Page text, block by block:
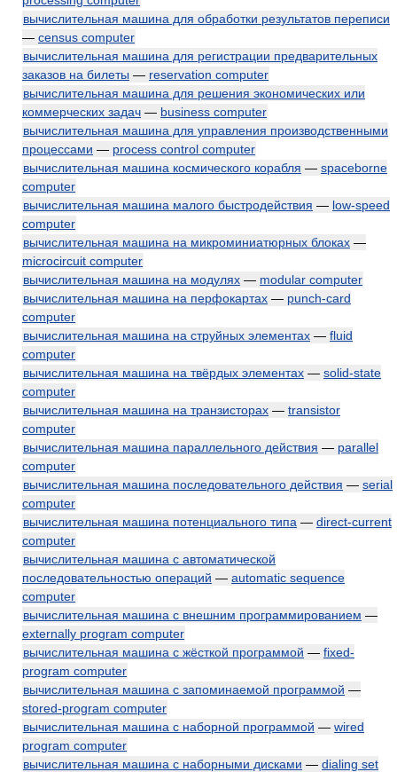
вычислительная машина для обработки результатов переписи
— census computer
вычислительная машина для регистрации предварительных
заказов на билеты — reservation computer
вычислительная машина для решения экономических или
коммерческих задач — business computer
вычислительная машина для управления производственными
процессами — process control computer
вычислительная машина космического корабля — spaceborne
computer
вычислительная машина малого быстродействия — low-speed
computer
вычислительная машина на микроминиатюрных блоках —
microcircuit computer
вычислительная машина на модулях — modular computer
вычислительная машина на перфокартах — punch-card
computer
вычислительная машина на струйных элементах — fluid
computer
вычислительная машина на твёрдых элементах — solid-state
computer
вычислительная машина на транзисторах — transistor
computer
вычислительная машина параллельного действия — parallel
computer
вычислительная машина последовательного действия — serial
computer
вычислительная машина потенциального типа — direct-current
computer
вычислительная машина с автоматической
последовательностью операций — automatic sequence
computer
вычислительная машина с внешним программированием —
externally program computer
вычислительная машина с жёсткой программой — fixed-
program computer
вычислительная машина с запоминаемой программой —
stored-program computer
вычислительная машина с наборной программой — wired
program computer
вычислительная машина с наборными дисками — dialing set